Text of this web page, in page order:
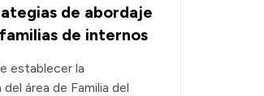
de abordaje
de internos
establecer la
área de Familia del